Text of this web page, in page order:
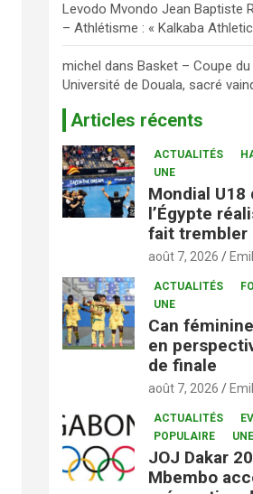
Levodo Mvondo Jean Baptiste
– Athlétisme : « Kalkaba
michel dansBasket – Coupe
Université de Douala, sacré
Articles récents
ACTUALITÉS
UNE
Mondial U18
l’Égypte
fait trembler
août 7, 2026
ACTUALITÉS
UNE
Can
en
de finale
août 7, 2026
ACTUALITÉS
POPULAIRE
UNE
JOJ Dakar
Mbembo